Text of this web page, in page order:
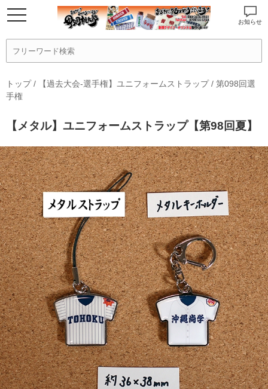
お知らせ
トップ/ 【過去大会-選手権】ユニフォームストラップ/ 第098回選
手権
【メタル】ユニフォームストラップ【第98回夏】